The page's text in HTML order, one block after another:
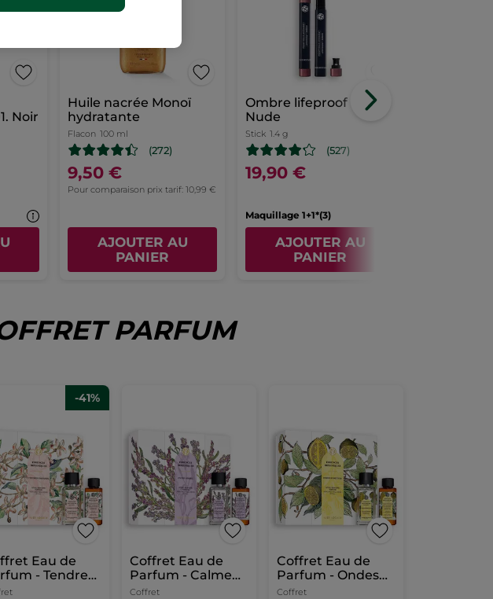
Noir
Huile nacrée Monoï
hydratante
Flacon 100 ml
(272)
9,50 €
Pour comparaison prix tarif: 10,99 €
AJOUTER AU
PANIER
Ombre lifeproof Rose
Nude
Stick 1.4 g
(527)
19,90 €
Maquillage 1+1*(3)
AJOUTER AU
PANIER
PARFUM
-41%
Eau de
- Tendres
Coffret Eau de
Parfum - Calme
Absolu
Coffret
Coffret Eau de
Parfum - Ondes
Positives
Coffret